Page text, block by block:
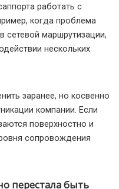
работать с
когда проблема
сетевой маршрутизации,
нескольких
заранее, но косвенно
компании. Если
поверхностно и
сопровождения
перестала быть